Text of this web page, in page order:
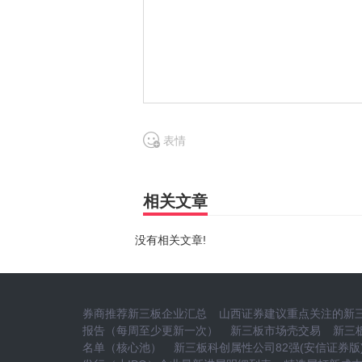
表情
相关文章
没有相关文章!
券商推荐新三板企业汇总
山西证券建议重点关注的新
报告（每周至少更新一次）
新三板市场壳交易
新三
名单（核心池）
新三板科创属性公司82强(安信证券